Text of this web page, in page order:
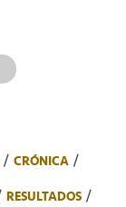
CRÓNICA
RESULTADOS